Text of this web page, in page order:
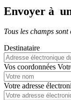
Envoyer à
Tous les champs
Destinataire
Vos coordonnées
Votre adresse